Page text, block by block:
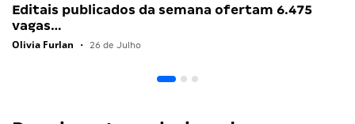
Editais publicados da semana ofertam 6.475
vagas…
Olivia Furlan • 26 de Julho